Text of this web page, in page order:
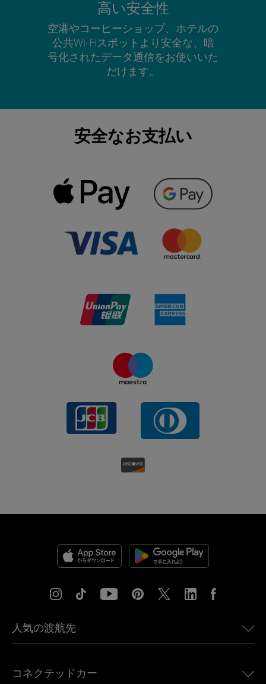
高い安全性
空港やコーヒーショップ、ホテルの
公共Wi-Fiスポットより安全な、暗
号化されたデータ通信をお使いいた
だけます。
安全なお支払い
人気の渡航先
ヨーロッパ向けeSIM
コネクテッドカー